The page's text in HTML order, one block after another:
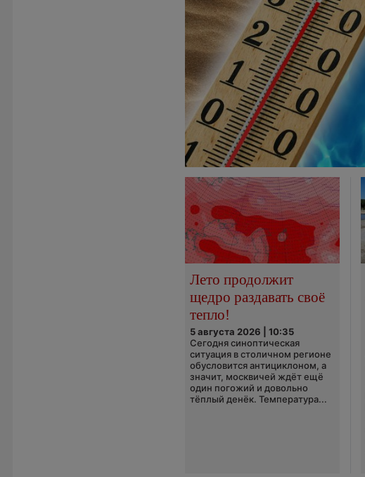
Лето продолжит
щедро раздавать своё
тепло!
5 августа 2026 | 10:35
Сегодня синоптическая
ситуация в столичном регионе
обусловится антициклоном, а
значит, москвичей ждёт ещё
один погожий и довольно
тёплый денёк. Температура...